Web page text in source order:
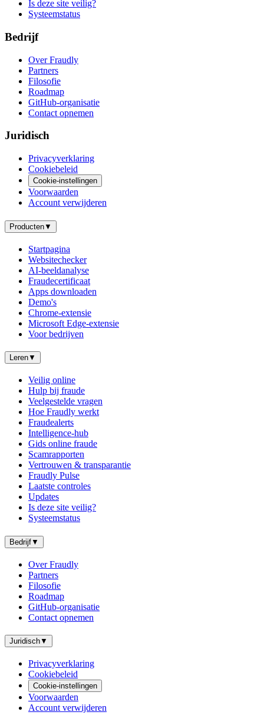
Is deze site veilig?
Systeemstatus
Bedrijf
Over Fraudly
Partners
Filosofie
Roadmap
GitHub-organisatie
Contact opnemen
Juridisch
Privacyverklaring
Cookiebeleid
Cookie-instellingen
Voorwaarden
Account verwijderen
Producten▼
Startpagina
Websitechecker
AI-beeldanalyse
Fraudecertificaat
Apps downloaden
Demo's
Chrome-extensie
Microsoft Edge-extensie
Voor bedrijven
Leren▼
Veilig online
Hulp bij fraude
Veelgestelde vragen
Hoe Fraudly werkt
Fraudealerts
Intelligence-hub
Gids online fraude
Scamrapporten
Vertrouwen & transparantie
Fraudly Pulse
Laatste controles
Updates
Is deze site veilig?
Systeemstatus
Bedrijf▼
Over Fraudly
Partners
Filosofie
Roadmap
GitHub-organisatie
Contact opnemen
Juridisch▼
Privacyverklaring
Cookiebeleid
Cookie-instellingen
Voorwaarden
Account verwijderen